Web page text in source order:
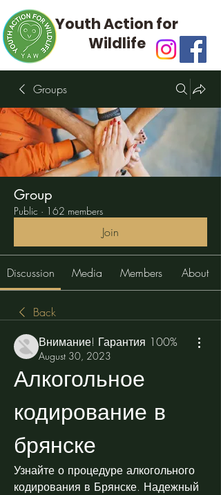
Youth Action for
Wildlife
Groups
Group
Public · 162 members
Join
Discussion Media Members About
Back
Внимание! Гарантия 100%
August 30, 2023
Алкогольное
кодирование в
брянске
Узнайте о процедуре алкогольного
кодирования в Брянске. Надежный